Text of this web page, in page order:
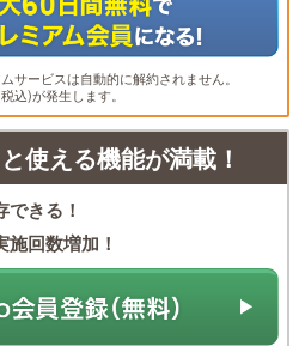
サービスは自動的に解約されません。
込)が発生します。
使える機能が満載！
きる！
回数増加！